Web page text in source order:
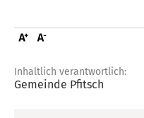
Inhaltlich verantwortlich:
Gemeinde Pfitsch